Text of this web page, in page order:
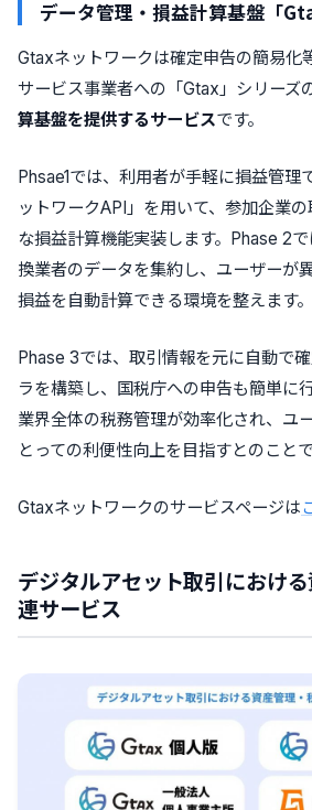
データ管理・損益計算基盤「
Gtaxネットワークは確定申告の簡易化
サービス事業者への「Gtax」シリーズ
算基盤を提供するサービスです。
Phsae1では、利用者が手軽に損益管理
ットワークAPI」を用いて、参加企業
な損益計算機能実装します。Phase 2
換業者のデータを集約し、ユーザーが
損益を自動計算できる環境を整えます。
Phase 3では、取引情報を元に自動で
ラを構築し、国税庁への申告も簡単に
業界全体の税務管理が効率化され、ユ
とっての利便性向上を目指すとのことで
Gtaxネットワークのサービスページは
デジタルアセット取引におけ
連サービス